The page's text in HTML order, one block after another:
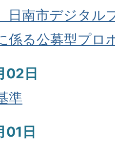
日南市デジタ
係る公募型プロ
02日
準
日